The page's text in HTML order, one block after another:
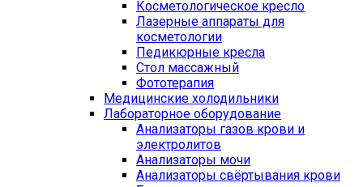
Косметологическое кресло
Лазерные аппараты для
косметологии
Педикюрные кресла
Стол массажный
Фототерапия
Медицинские холодильники
Лабораторное оборудование
Анализаторы газов крови и
электролитов
Анализаторы мочи
Анализаторы свёртывания крови